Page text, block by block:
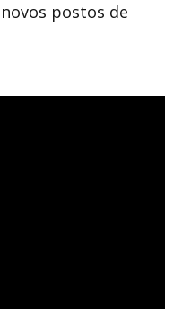
postos de